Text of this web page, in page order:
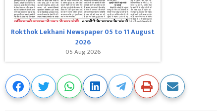
Rokthok Lekhani Newspaper 05 to 11 August
2026
05 Aug 2026